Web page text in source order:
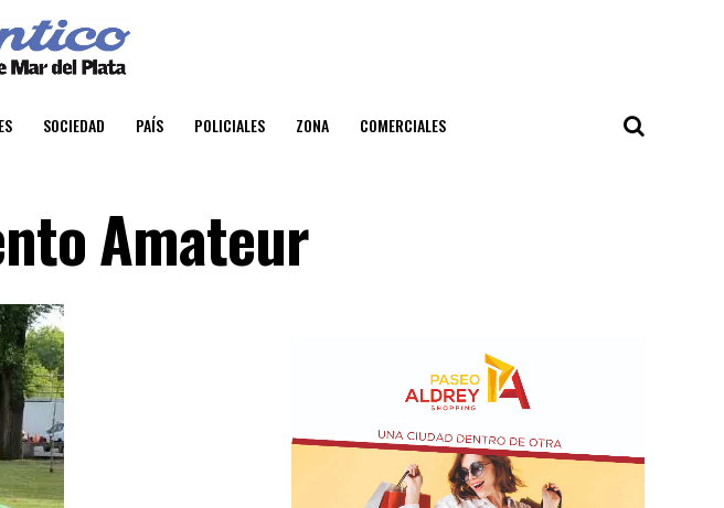
SOCIEDAD PAÍS POLICIALES ZONA COMERCIALES
Amateur